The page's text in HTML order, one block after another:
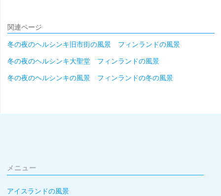
関連ページ
冬の夜のヘルシンキ旧市街の風景 フィンランドの風景
冬の夜のヘルシンキ大聖堂 フィンランドの風景
冬の夜のヘルシンキの風景 フィンランドの冬の風景
メニュー
アイスランドの風景